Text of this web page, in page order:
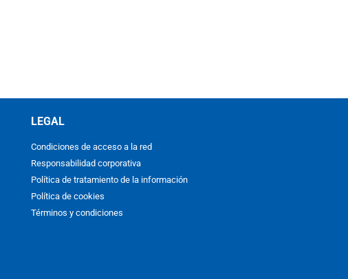
LEGAL
Condiciones de acceso a la red
Responsabilidad corporativa
Política de tratamiento de la información
Política de cookies
Términos y condiciones